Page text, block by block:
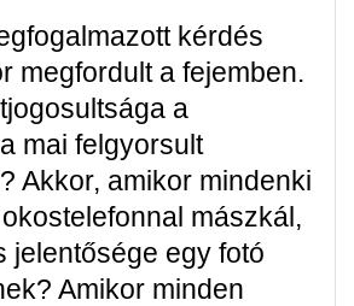
kérdés
megfordult a fejemben.
a
mai felgyorsult
Akkor, amikor mindenki
mászkál,
jelentősége egy fotó
Amikor minden